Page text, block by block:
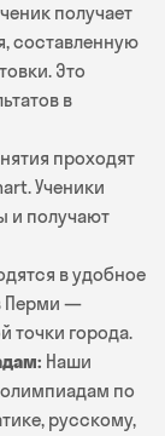
получает
составленную
Это
в
проходят
Ученики
и получают
в удобное
Перми —
точки города.
Наши
олимпиадам по
русскому,